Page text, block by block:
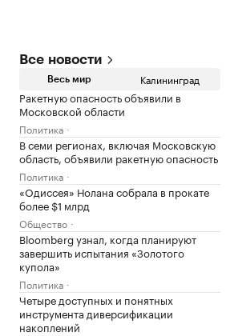
Все новости
Весь мир Калининград
Ракетную опасность объявили в
Московской области
Политика
В семи регионах, включая Московскую
область, объявили ракетную опасность
Политика
«Одиссея» Нолана собрала в прокате
более $1 млрд
Общество
Bloomberg узнал, когда планируют
завершить испытания «Золотого
купола»
Политика
Четыре доступных и понятных
инструмента диверсификации
накоплений